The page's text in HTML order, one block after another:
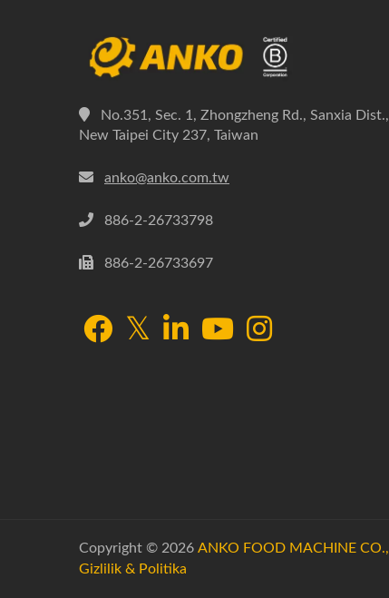
No.351, Sec. 1, Zhongzheng Rd., Sanxia Dist.,
New Taipei City 237, Taiwan
anko@anko.com.tw
886-2-26733798
886-2-26733697
Copyright © 2026 ANKO FOOD MACHINE CO.,
Gizlilik & Politika